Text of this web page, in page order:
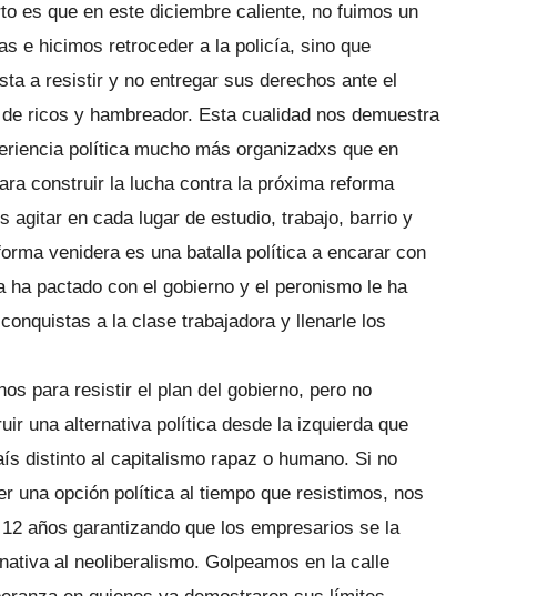
es que en este diciembre caliente, no fuimos un
e hicimos retroceder a la policía, sino que
a resistir y no entregar sus derechos ante el
ricos y hambreador. Esta cualidad nos demuestra
política mucho más organizadxs que en
construir la lucha contra la próxima reforma
agitar en cada lugar de estudio, trabajo, barrio y
venidera es una batalla política a encarar con
pactado con el gobierno y el peronismo le ha
a la clase trabajadora y llenarle los
para resistir el plan del gobierno, pero no
una alternativa política desde la izquierda que
distinto al capitalismo rapaz o humano. Si no
una opción política al tiempo que resistimos, nos
años garantizando que los empresarios se la
al neoliberalismo. Golpeamos en la calle